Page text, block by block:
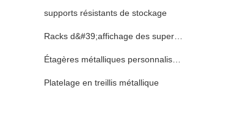
supports résistants de stockage
Racks d&#39;affichage des supermarchés
Étagères métalliques personnalisées
Platelage en treillis métallique